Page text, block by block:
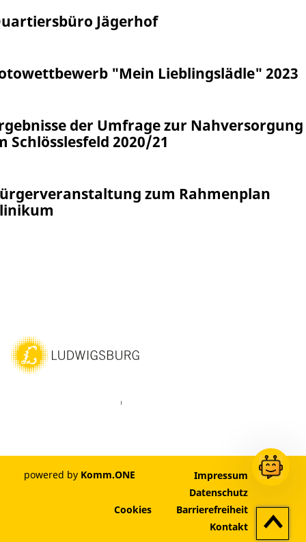
Jägerhof
"Mein Lieblingslädle" 2023
der Umfrage zur Nahversorgung
Schlösslesfeld 2020/21
zum Rahmenplan
LinkedIn
powered by Komm.ONE
Impressum
Datenschutz
Cookies
Barrierefreiheit
Kontakt
Zum